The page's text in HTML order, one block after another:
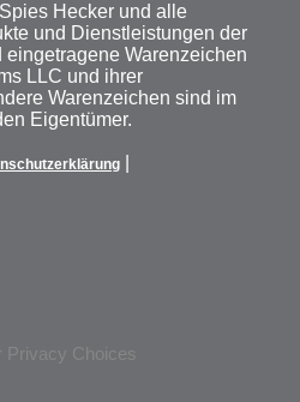
Hecker und alle
und Dienstleistungen der
Warenzeichen
LLC und ihrer
Warenzeichen sind im
Eigentümer.
Privacy Choices